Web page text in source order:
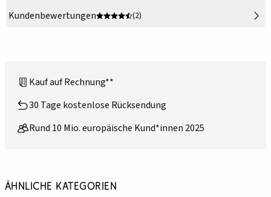
Kundenbewertungen
(2)
Kauf auf Rechnung**
30 Tage kostenlose Rücksendung
Rund 10 Mio. europäische Kund*innen 2025
Ähnliche Kategorien